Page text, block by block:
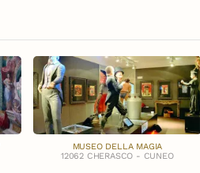
MUSEO DELLA MAGIA
12062 CHERASCO - CUNEO